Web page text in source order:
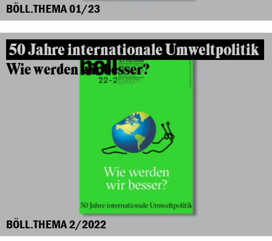
BÖLL.THEMA 01/23
50 Jahre internationale Umweltpolitik
Wie werden wir besser?
BÖLL.THEMA 2/2022